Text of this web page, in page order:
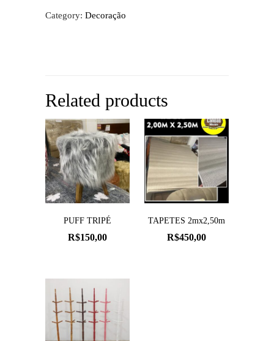
Category: Decoração
Related products
PUFF TRIPÉ
R$150,00
TAPETES 2mx2,50m
R$450,00